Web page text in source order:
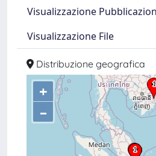
Visualizzazione
Visualizzazione File
Distribuzione geografica
+
–